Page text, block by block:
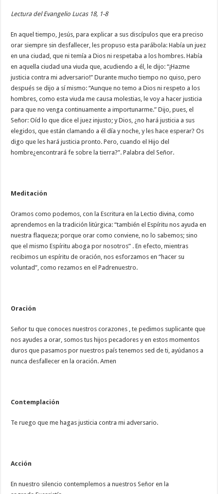
Lectura del Evangelio Lucas 18, 1-8
En aquel tiempo, Jesús, para explicar a sus discípulos que era preciso
orar siempre sin desfallecer, les propuso esta parábola: Había un juez
en una ciudad, que ni temía a Dios ni respetaba a los hombres. Había
en aquella ciudad una viuda que, acudiendo a él, le dijo: “¡Hazme
justicia contra mi adversario!” Durante mucho tiempo no quiso, pero
después se dijo a sí mismo: “Aunque no temo a Dios ni respeto a los
hombres, como esta viuda me causa molestias, le voy a hacer justicia
para que no venga continuamente a importunarme.” Dijo, pues, el
Señor: Oíd lo que dice el juez injusto; y Dios, ¿no hará justicia a sus
elegidos, que están clamando a él día y noche, y les hace esperar? Os
digo que les hará justicia pronto. Pero, cuando el Hijo del
hombre¿encontrará fe sobre la tierra?”. Palabra del Señor.
Meditación
Oramos como podemos, con la Escritura en la Lectio divina, como
aprendemos en la tradición litúrgica: “también el Espíritu nos ayuda en
nuestra flaqueza; porque orar como conviene, no lo sabemos; sino
que el mismo Espíritu aboga por nosotros” . En efecto, mientras
recibimos un espíritu de oración, nos esforzamos en “hacer su
voluntad”, como rezamos en el Padrenuestro.
Oración
Señor tu que conoces nuestros corazones , te pedimos suplicante que
nos ayudes a orar, somos tus hijos pecadores y en estos momentos
duros que pasamos por nuestros país tenemos sed de ti, ayúdanos a
nunca desfallecer en la oración. Amen
Contemplación
Te ruego que me hagas justicia contra mi adversario.
Acción
En nuestro silencio contemplemos a nuestros Señor en la